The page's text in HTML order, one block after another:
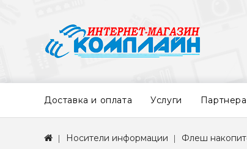
Доставка и оплата Услуги
Носители информации Флеш